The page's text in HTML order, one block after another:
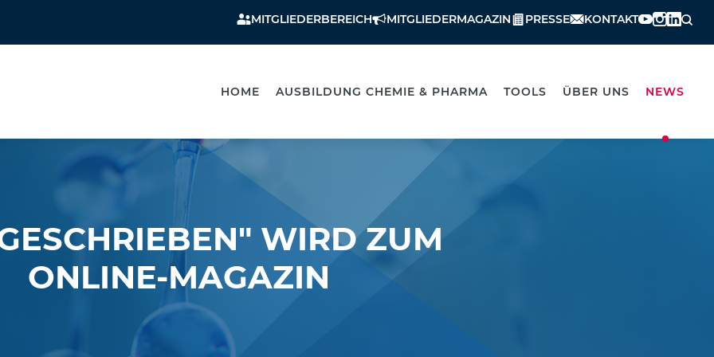
MITGLIEDERBEREICH MITGLIEDERMAGAZIN PRESSE KONTAKT
HOME AUSBILDUNG CHEMIE & PHARMA TOOLS ÜBER UNS NEWS
WIRD ZUM
ONLINE-MAGAZIN